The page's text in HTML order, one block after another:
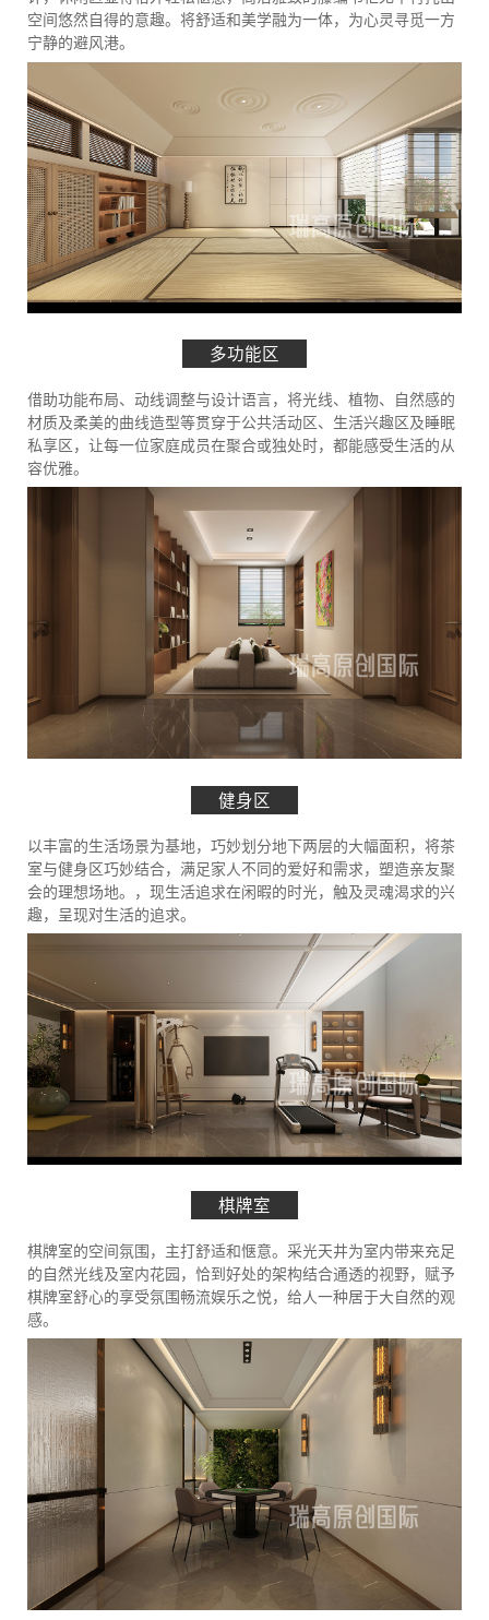
空间悠然自得的意趣。将舒适和美学融为一体，为心灵寻觅一方
宁静的避风港。
多功能区
借助功能布局、动线调整与设计语言，将光线、植物、自然感的
材质及柔美的曲线造型等贯穿于公共活动区、生活兴趣区及睡眠
私享区，让每一位家庭成员在聚合或独处时，都能感受生活的从
容优雅。
健身区
以丰富的生活场景为基地，巧妙划分地下两层的大幅面积，将茶
室与健身区巧妙结合，满足家人不同的爱好和需求，塑造亲友聚
会的理想场地。，现生活追求在闲暇的时光，触及灵魂渴求的兴
趣，呈现对生活的追求。
棋牌室
棋牌室的空间氛围，主打舒适和惬意。采光天井为室内带来充足
的自然光线及室内花园，恰到好处的架构结合通透的视野，赋予
棋牌室舒心的享受氛围畅流娱乐之悦，给人一种居于大自然的观
感。